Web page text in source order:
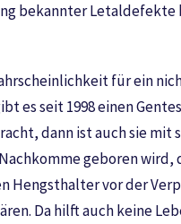
bekannter Letaldefekte
für ein
es seit 1998 einen
dann ist auch sie mit
geboren wird,
vor der
Da hilft auch keine